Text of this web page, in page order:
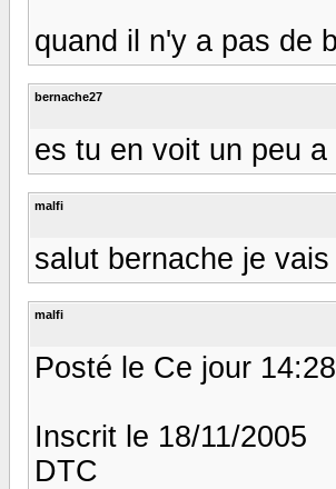
quand il n'y a pas de
bernache27
es tu en voit un peu a
malfi
salut bernache je
malfi
Posté le Ce jour 14:28
Inscrit le 18/11/2005
DTC